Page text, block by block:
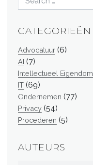
CATEGORIEËN
Advocatuur (6)
AI (7)
Intellectueel Eigendom
IT (69)
Ondernemen (77)
Privacy (54)
Procederen (5)
AUTEURS